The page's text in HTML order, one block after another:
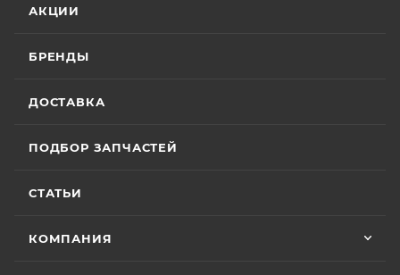
АКЦИИ
БРЕНДЫ
ДОСТАВКА
ПОДБОР ЗАПЧАСТЕЙ
СТАТЬИ
КОМПАНИЯ